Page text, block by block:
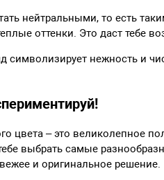
нейтральными, то есть
оттенки. Это даст тебе
нежность и
цвета – это великолепное
выбрать самые
и оригинальное решение.